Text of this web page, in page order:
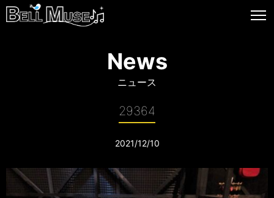
News
ニュース
29364
2021/12/10